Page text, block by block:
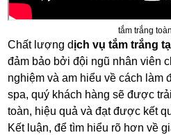
tắm trắng
Chất lượng dịch vụ tắm trắng
đảm bảo bởi đội ngũ nhân viên
nghiệm và am hiểu về cách làm
spa, quý khách hàng sẽ được
toàn, hiệu quả và đạt được kết
Kết luận, để tìm hiểu rõ hơn về